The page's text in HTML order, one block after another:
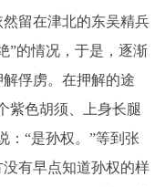
留在津北的东吴精兵
”的情况，于是，逐渐
俘虏。在押解的途
紫色胡须、上身长腿
：“是孙权。”等到张
有早点知道孙权的样